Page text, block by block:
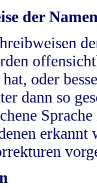
der Namen
oder
dann so
erkannt